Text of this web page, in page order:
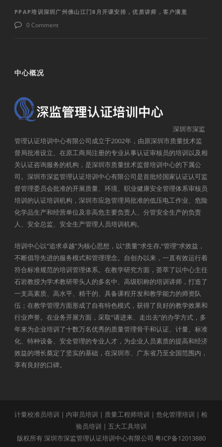
PPAP培训深圳广州佛山江门8月开课安排，优质讲师，客户满意
0 Comment
中心概况
深圳市深监
管理认证培训中心有限公司成立于2002年，由原深圳市质量技术监
督局批准设立、在原工商局注册的专业从事认证审核员的培训以及相
关认证咨询服务的机构，是深圳市质量技术监督培训中心的下属公
司。深圳市深监管理认证培训中心有限公司是首批经国家认证认可监
督管理委员会批准的开展质量、环境、职业健康安全管理体系审核员
培训的认证培训机构，深圳市应急管理局批准的低压电工作业、危险
化学品生产和经营单位及非高危主要负责人、分管安全生产的负责
人、安全总监、安全生产管理人员培训机构。
培训中心以“追求卓越”为核心思想，以“质量”求生存,“管理”求效益，
不断倡导先进的服务模式和管理理念。自创办以来，一直有效运行着
符合标准规范的培训管理体系。在教学研究方面，荟萃了以中心主任
石岩教授为学术教研带头人的多名中、高级职称的培训讲师，打造了
一支高素质、高水平、精干的、具备课程开发和教学能力的师资队
伍；在教学管理方面形成了自有特色模式，获得了良好的教学效果和
行业声誉。在业务开展方面，采取“请进来、走出去”的办学方式，多
年来为企业培训了十数万名优秀的质量管理骨干和认证、计量、标准
化、特种设备、安全管理的专业人才，为企业人员素质的提高和经济
效益的增长奠定了坚实的基础，在深圳市、广东省乃至全国范围内，
享有良好的口碑。
计量校准员培训 | 内审员培训 | 质量工程师培训 | 危化管理培训 | 检
验员培训 | 五大工具培训
版权所有 深圳市深监管理认证培训中心有限公司 粤ICP备12013880